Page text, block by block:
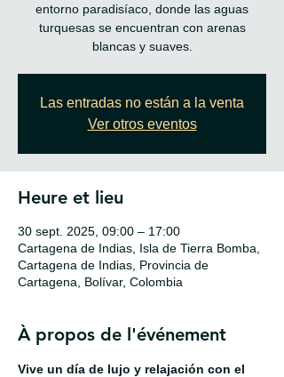
entorno paradisíaco, donde las aguas
turquesas se encuentran con arenas
blancas y suaves.
Las entradas no están a la venta
Ver otros eventos
Heure et lieu
30 sept. 2025, 09:00 – 17:00
Cartagena de Indias, Isla de Tierra Bomba,
Cartagena de Indias, Provincia de
Cartagena, Bolívar, Colombia
À propos de l'événement
Vive un día de lujo y relajación con el